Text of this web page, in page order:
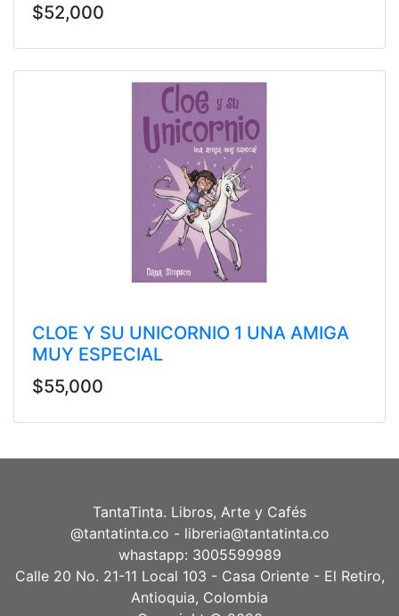
$52,000
CLOE Y SU UNICORNIO 1 UNA AMIGA
MUY ESPECIAL
$55,000
TantaTinta. Libros, Arte y Cafés
@tantatinta.co - libreria@tantatinta.co
whastapp: 3005599989
Calle 20 No. 21-11 Local 103 - Casa Oriente - El Retiro,
Antioquia, Colombia